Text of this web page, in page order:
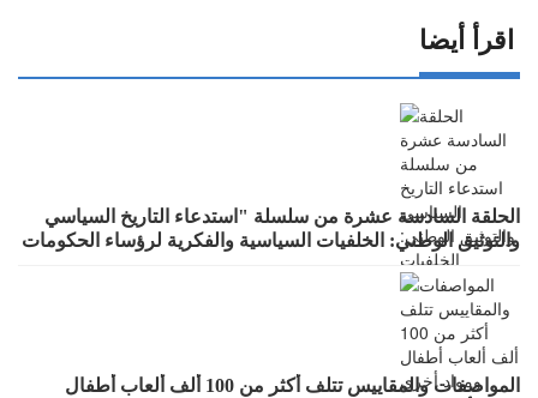
اقرأ أيضا
الحلقة السادسة عشرة من سلسلة "استدعاء التاريخ السياسي
والتوثيق الوطني: الخلفيات السياسية والفكرية لرؤساء الحكومات
في عهد الملك الحسين بن طلال (١٩٥٣- ١٩٩٩)"
المواصفات والمقاييس تتلف أكثر من 100 ألف ألعاب أطفال